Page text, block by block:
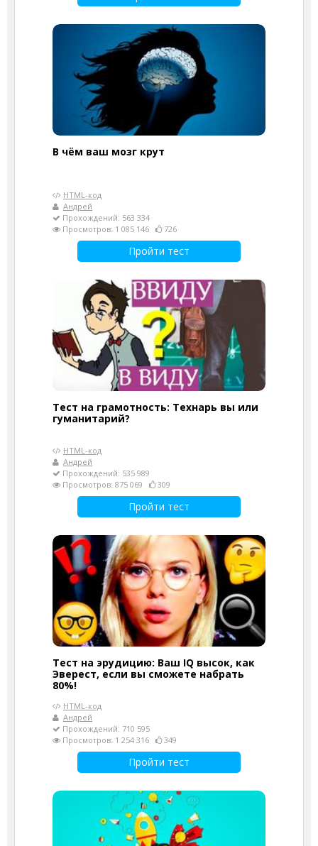
В чём ваш мозг крут
HTML-код
Андрей
Прохождений: 563 334
Просмотров: 1 085 146
726
Пройти тест
Тест на грамотность: Технарь вы или
гуманитарий?
HTML-код
Андрей
Прохождений: 535 989
Просмотров: 875 069
309
Пройти тест
Тест на эрудицию: Ваш IQ высок, как
Эверест, если вы сможете набрать
80%!
HTML-код
Андрей
Прохождений: 710 595
Просмотров: 1 254 316
349
Пройти тест